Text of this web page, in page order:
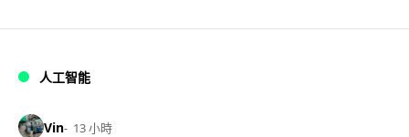
人工智能
Vin 13 小時